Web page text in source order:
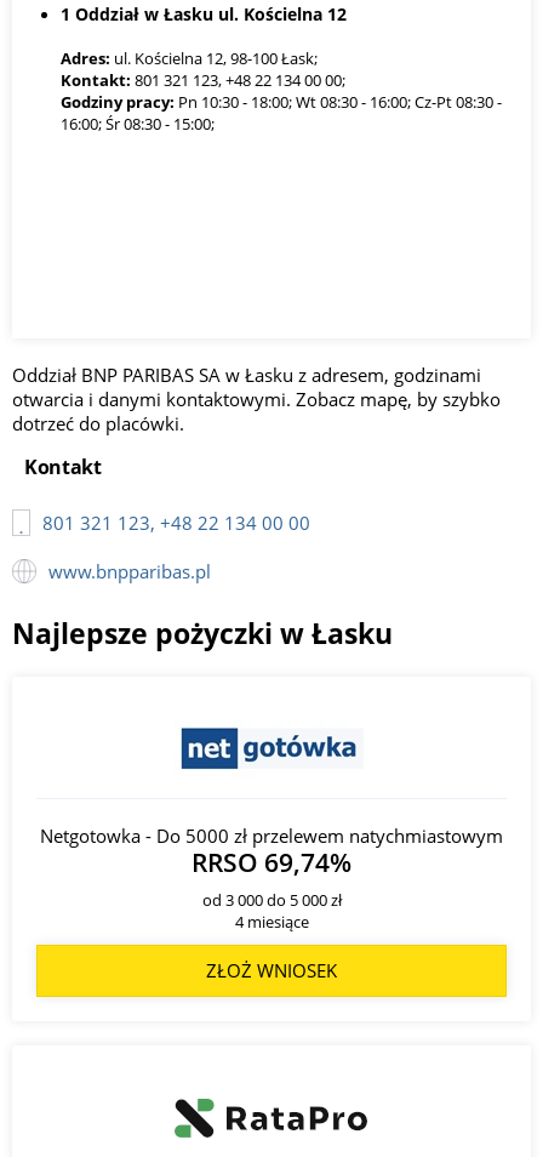
1 Oddział w Łasku ul. Kościelna 12
Adres: ul. Kościelna 12, 98-100 Łask;
Kontakt: 801 321 123, +48 22 134 00 00;
Godziny pracy: Pn 10:30 - 18:00; Wt 08:30 - 16:00; Cz-Pt 08:30 -
16:00; Śr 08:30 - 15:00;
Oddział BNP PARIBAS SA w Łasku z adresem, godzinami
otwarcia i danymi kontaktowymi. Zobacz mapę, by szybko
dotrzeć do placówki.
Kontakt
801 321 123, +48 22 134 00 00
www.bnpparibas.pl
Najlepsze pożyczki w Łasku
Netgotowka - Do 5000 zł przelewem natychmiastowym
RRSO 69,74%
od 3 000 do 5 000 zł
4 miesiące
ZŁOŻ WNIOSEK